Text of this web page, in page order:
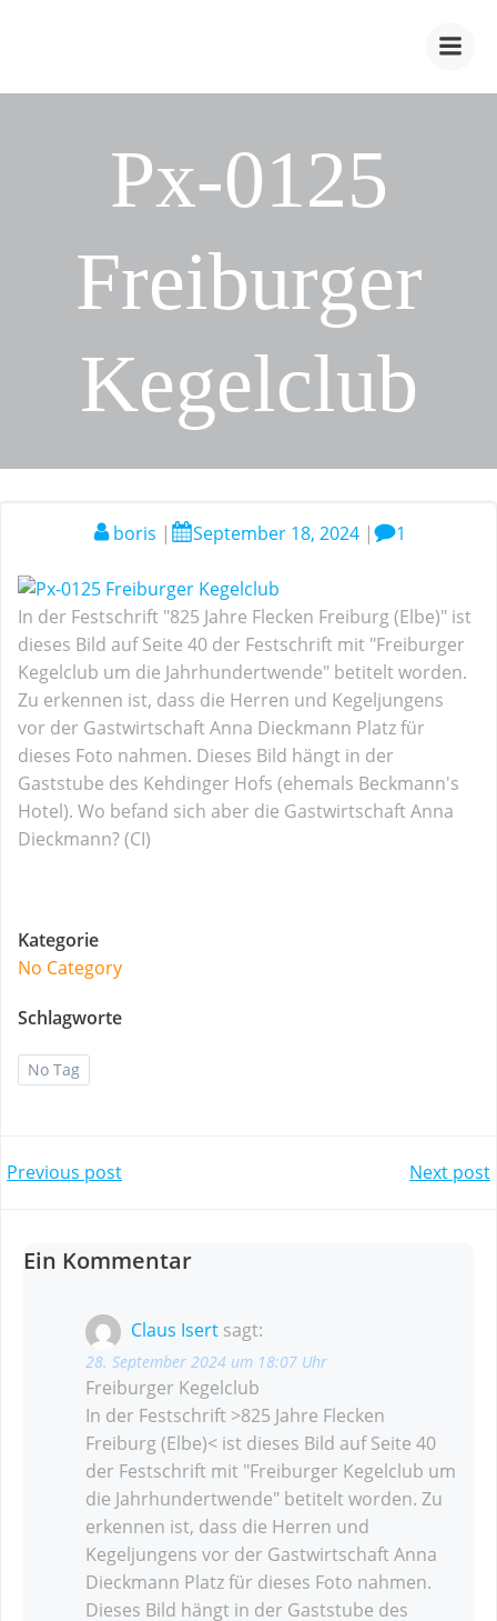
Px-0125
Freiburger
Kegelclub
boris | September 18, 2024 | 1
In der Festschrift "825 Jahre Flecken Freiburg (Elbe)" ist
dieses Bild auf Seite 40 der Festschrift mit "Freiburger
Kegelclub um die Jahrhundertwende" betitelt worden.
Zu erkennen ist, dass die Herren und Kegeljungens
vor der Gastwirtschaft Anna Dieckmann Platz für
dieses Foto nahmen. Dieses Bild hängt in der
Gaststube des Kehdinger Hofs (ehemals Beckmann's
Hotel). Wo befand sich aber die Gastwirtschaft Anna
Dieckmann? (CI)
Kategorie
No Category
Schlagworte
No Tag
Post
navigation
Previous post Next post
Ein Kommentar
Claus Isert sagt:
28. September 2024 um 18:07 Uhr
Freiburger Kegelclub
In der Festschrift >825 Jahre Flecken
Freiburg (Elbe)< ist dieses Bild auf Seite 40
der Festschrift mit "Freiburger Kegelclub um
die Jahrhundertwende" betitelt worden. Zu
erkennen ist, dass die Herren und
Kegeljungens vor der Gastwirtschaft Anna
Dieckmann Platz für dieses Foto nahmen.
Dieses Bild hängt in der Gaststube des